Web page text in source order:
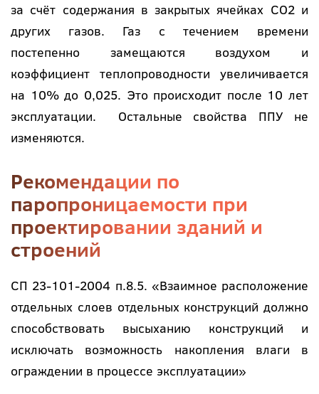
за счёт содержания в закрытых ячейках СО2 и
других газов. Газ с течением времени
постепенно замещаются воздухом и
коэффициент теплопроводности увеличивается
на 10% до 0,025. Это происходит после 10 лет
эксплуатации. Остальные свойства ППУ не
изменяются.
Рекомендации по
паропроницаемости при
проектировании зданий и
строений
СП 23-101-2004 п.8.5. «Взаимное расположение
отдельных слоев отдельных конструкций должно
способствовать высыханию конструкций и
исключать возможность накопления влаги в
ограждении в процессе эксплуатации»